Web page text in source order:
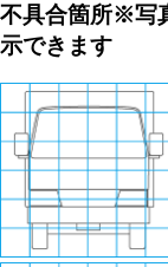
不具合箇所※写
示できます